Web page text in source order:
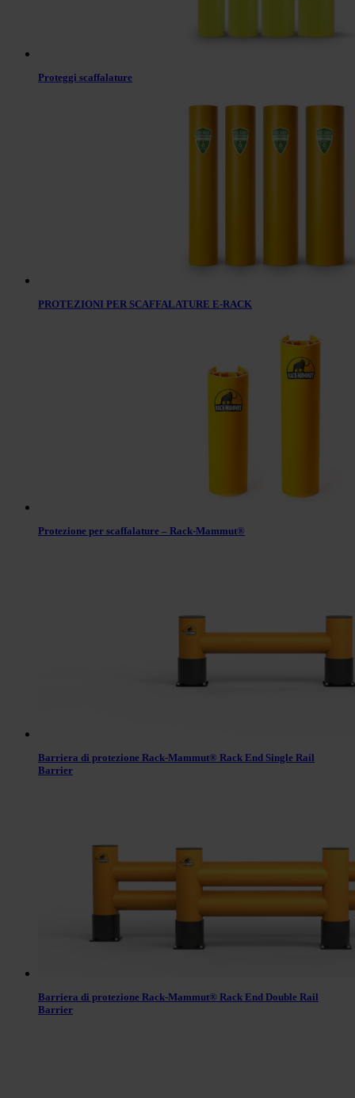
Proteggi scaffalature
PROTEZIONI PER SCAFFALATURE E-RACK
Protezione per scaffalature – Rack-Mammut®
Barriera di protezione Rack-Mammut® Rack End Single Rail
Barrier
Barriera di protezione Rack-Mammut® Rack End Double Rail
Barrier